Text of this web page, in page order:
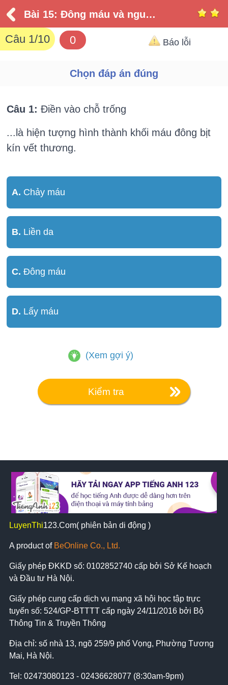
Bài 15: Đông máu và nguyên tắc truyền máu
Câu 1/10 0 Báo lỗi
Chọn đáp án đúng
Câu 1: Điền vào chỗ trống
...là hiện tượng hình thành khối máu đông bịt
kín vết thương.
A. Chảy máu
B. Liền da
C. Đông máu
D. Lấy máu
(Xem gợi ý)
Kiểm tra
LuyenThi123.Com( phiên bản di động )
A product of BeOnline Co., Ltd.
Giấy phép ĐKKD số: 0102852740cấp bởi Sở Kế hoạch
và Đầu tư Hà Nội.
Giấy phép cung cấp dịch vụ mạng xã hội học tập trực
tuyến số: 524/GP-BTTTT cấp ngày 24/11/2016 bởi Bộ
Thông Tin & Truyền Thông
Địa chỉ: số nhà 13, ngõ 259/9 phố Vọng, Phường Tương
Mai, Hà Nội.
Tel: 02473080123 - 02436628077 (8:30am-9pm)